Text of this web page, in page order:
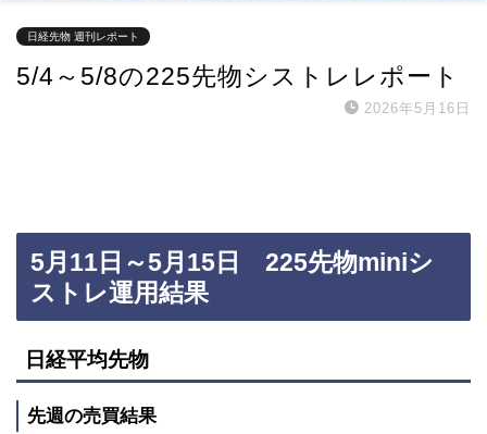
日経先物 週刊レポート
5/4～5/8の225先物シストレレポート
2026年5月16日
5月11日～5月15日 225先物miniシ
ストレ運用結果
日経平均先物
先週の売買結果